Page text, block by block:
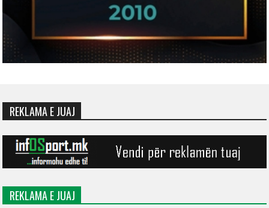
REKLAMA E JUAJ
REKLAMA E JUAJ